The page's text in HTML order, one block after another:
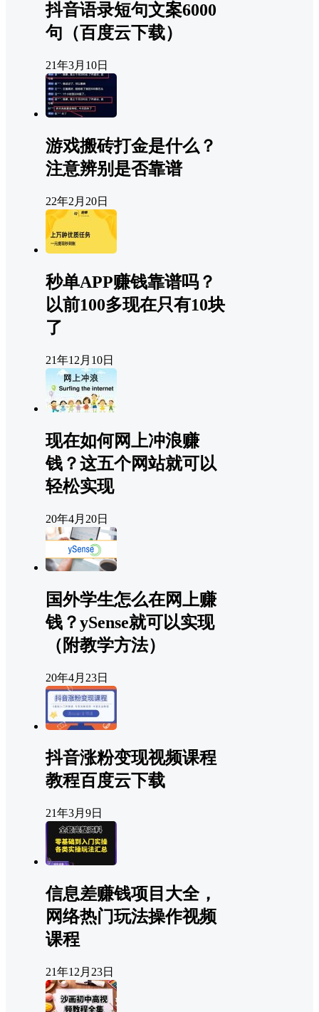
抖音语录短句文案6000
句（百度云下载）
21年3月10日
游戏搬砖打金是什么？
注意辨别是否靠谱
22年2月20日
秒单APP赚钱靠谱吗？
以前100多现在只有10块
了
21年12月10日
现在如何网上冲浪赚
钱？这五个网站就可以
轻松实现
20年4月20日
国外学生怎么在网上赚
钱？ySense就可以实现
（附教学方法）
20年4月23日
抖音涨粉变现视频课程
教程百度云下载
21年3月9日
信息差赚钱项目大全，
网络热门玩法操作视频
课程
21年12月23日